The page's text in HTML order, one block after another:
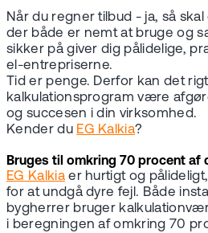
Når du regner tilbud - ja, så
der både er nemt at bruge og
sikker på giver dig pålidelige,
el-entrepriserne.
Tid er penge. Derfor kan det
kalkulationsprogram være
og succesen i din virksomhed.
Kender du EG Kalkia?
Bruges til omkring 70 procent af
EG Kalkiaer hurtigt og
for at undgå dyre fejl. Både
bygherrer bruger
i beregningen af omkring 70